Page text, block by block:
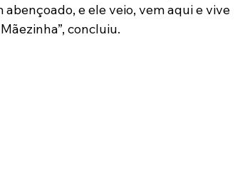
e ele veio, vem aqui e vive
concluiu.